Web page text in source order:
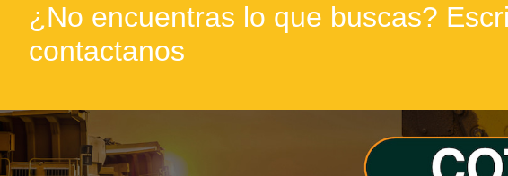
¿No encuentras lo que buscas?
contactanos